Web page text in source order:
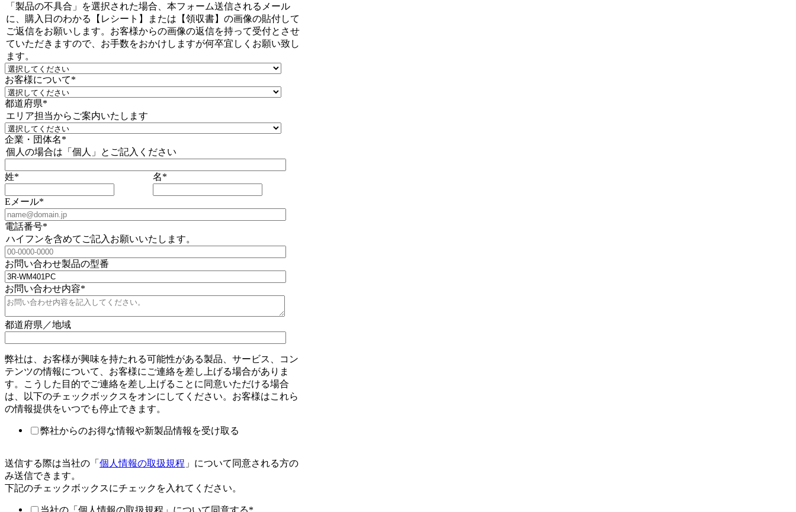
「製品の不具合」を選択された場合、本フォーム送信されるメール
に、購入日のわかる【レシート】または【領収書】の画像の貼付して
ご返信をお願いします。お客様からの画像の返信を持って受付とさせ
ていただきますので、お手数をおかけしますが何卒宜しくお願い致し
ます。
お客様について*
都道府県*
エリア担当からご案内いたします
企業・団体名*
個人の場合は「個人」とご記入ください
姓* 名*
Eメール*
電話番号*
ハイフンを含めてご記入お願いいたします。
お問い合わせ製品の型番
お問い合わせ内容*
都道府県／地域
弊社は、お客様が興味を持たれる可能性がある製品、サービス、コン
テンツの情報について、お客様にご連絡を差し上げる場合がありま
す。こうした目的でご連絡を差し上げることに同意いただける場合
は、以下のチェックボックスをオンにしてください。お客様はこれら
の情報提供をいつでも停止できます。
弊社からのお得な情報や新製品情報を受け取る
送信する際は当社の「 個人情報の取扱規程 」について同意される方の
み送信できます。
下記のチェックボックスにチェックを入れてください。
当社の「個人情報の取扱規程」について同意する*